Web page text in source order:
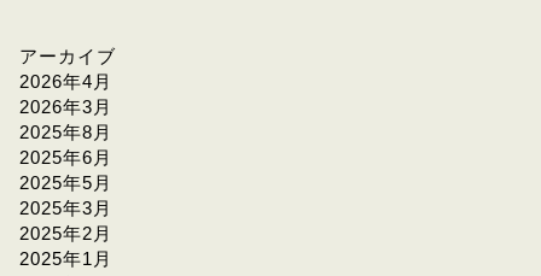
アーカイブ
2026年4月
2026年3月
2025年8月
2025年6月
2025年5月
2025年3月
2025年2月
2025年1月